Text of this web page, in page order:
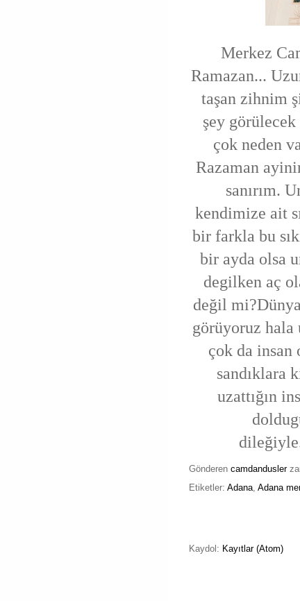
Merkez
Ramazan...
taşan zihnim
şey
çok neden
Razaman
sanırım.
kendimize ait
bir farkla bu
bir ayda olsa
degilken aç
değil
görüyoruz hala
çok da insan
sandıklara
uzattığın
Gönderen camdandusler
Etiketler: Adana Adana
Kaydol: Kayıtlar (Atom)